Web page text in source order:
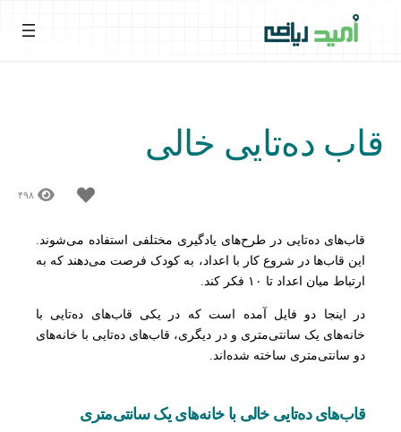
قاب ده‌تایی خالی
۴۹۸
قاب‌های ده‌تایی در طرح‌های یادگیری مختلفی استفاده می‌شوند.
این قاب‌ها در شروع کار با اعداد، به کودک فرصت می‌دهند که به
ارتباط میان اعداد تا ۱۰ فکر کند.
در اینجا دو فایل آمده است که در یکی قاب‌های ده‌تایی با
خانه‌های یک سانتی‌متری و در دیگری، قاب‌های ده‌تایی با خانه‌های
دو سانتی‌متری ساخته شده‌اند.
قاب‌های ده‌تایی خالی با خانه‌های یک سانتی‌متری